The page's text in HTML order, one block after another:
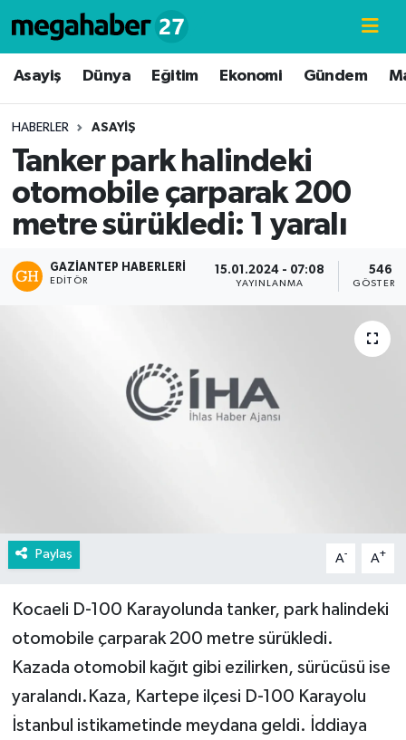
Asayiş Dünya Eğitim Ekonomi Gündem
HABERLER ASAYIŞ
Tanker park halindeki
otomobile çarparak 200
metre sürükledi: 1 yaralı
GAZIANTEP HABERLERI
EDITÖR
15.01.2024 - 07:08
YAYINLANMA
546
Paylaş A- A+
Kocaeli D-100 Karayolunda tanker, park halindeki
otomobile çarparak 200 metre sürükledi.
Kazada otomobil kağıt gibi ezilirken, sürücüsü ise
yaralandı.Kaza, Kartepe ilçesi D-100 Karayolu
İstanbul istikametinde meydana geldi. İddiaya
Hava Durumu
Süper Lig Puan Durumu ve Fikstür
Tüm Manşetler